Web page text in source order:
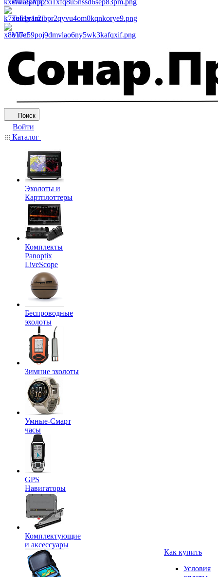
WhatsApp
Telegram
Viber
Поиск
Войти
Каталог
Эхолоты и
Картплоттеры
Комплекты
Panoptix
LiveScope
Беспроводные
эхолоты
Зимние эхолоты
Умные-Смарт
часы
GPS
Навигаторы
Комплектующие
и аксессуары
Как купить
Условия